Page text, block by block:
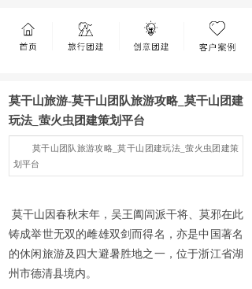
莫干山旅游-莫干山团队旅游攻略_莫干山团建
玩法_萤火虫团建策划平台
莫干山团队旅游攻略_莫干山团建玩法_萤火虫团建策
划平台
莫干山因春秋末年，吴王阖闾派干将、莫邪在此
铸成举世无双的雌雄双剑而得名，亦是中国著名
的休闲旅游及四大避暑胜地之一，位于浙江省湖
州市德清县境内。